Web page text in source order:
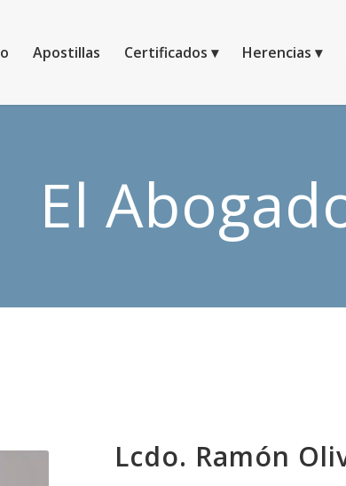
Apostillas Certificados Herencias
El
Lcdo. Ramón